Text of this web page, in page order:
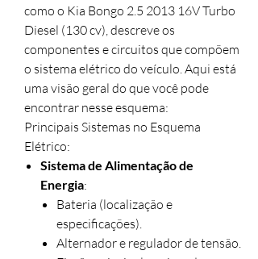
como o Kia Bongo 2.5 2013 16V Turbo
Diesel (130 cv), descreve os
componentes e circuitos que compõem
o sistema elétrico do veículo. Aqui está
uma visão geral do que você pode
encontrar nesse esquema:
Principais Sistemas no Esquema
Elétrico:
Sistema de Alimentação de
Energia:
Bateria (localização e
especificações).
Alternador e regulador de tensão.